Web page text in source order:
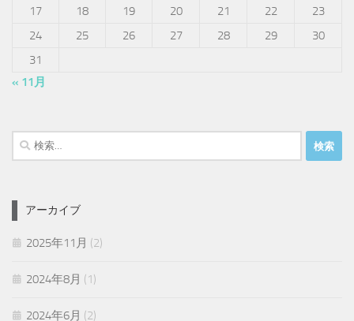
17
18 19 20 21 22
23
24
25 26 27 28 29
30
31
« 11月
検
索:
アーカイブ
2025年11月 (2)
2024年8月 (1)
2024年6月 (2)